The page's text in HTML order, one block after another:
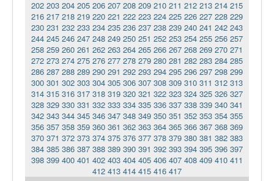
202 203 204 205 206 207 208 209 210 211 212 213 214 215
216 217 218 219 220 221 222 223 224 225 226 227 228 229
230 231 232 233 234 235 236 237 238 239 240 241 242 243
244 245 246 247 248 249 250 251 252 253 254 255 256 257
258 259 260 261 262 263 264 265 266 267 268 269 270 271
272 273 274 275 276 277 278 279 280 281 282 283 284 285
286 287 288 289 290 291 292 293 294 295 296 297 298 299
300 301 302 303 304 305 306 307 308 309 310 311 312 313
314 315 316 317 318 319 320 321 322 323 324 325 326 327
328 329 330 331 332 333 334 335 336 337 338 339 340 341
342 343 344 345 346 347 348 349 350 351 352 353 354 355
356 357 358 359 360 361 362 363 364 365 366 367 368 369
370 371 372 373 374 375 376 377 378 379 380 381 382 383
384 385 386 387 388 389 390 391 392 393 394 395 396 397
398 399 400 401 402 403 404 405 406 407 408 409 410 411
412 413 414 415 416 417